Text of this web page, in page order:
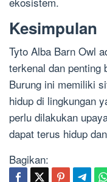
Kesimpulan
Tyto Alba Barn Owl
terkenal dan penting
Burung ini memiliki
hidup di lingkungan
perlu dilakukan
dapat terus hidup
Bagikan: